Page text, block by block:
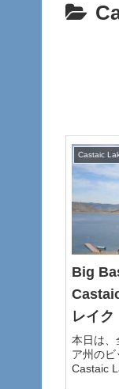
Castaic
Big
レイク
本日は、
ア州のビ
Castaic